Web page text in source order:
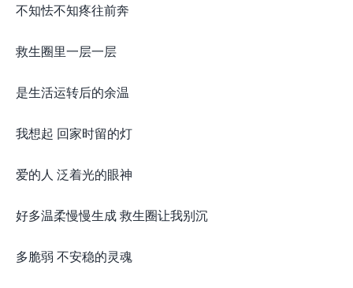
不知怯不知疼往前奔
救生圈里一层一层
是生活运转后的余温
我想起 回家时留的灯
爱的人 泛着光的眼神
好多温柔慢慢生成 救生圈让我别沉
多脆弱 不安稳的灵魂